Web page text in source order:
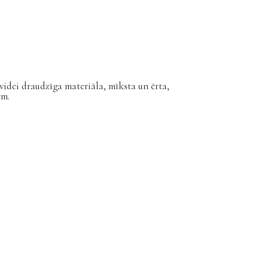
draudzīga materiāla, mīksta un ērta,